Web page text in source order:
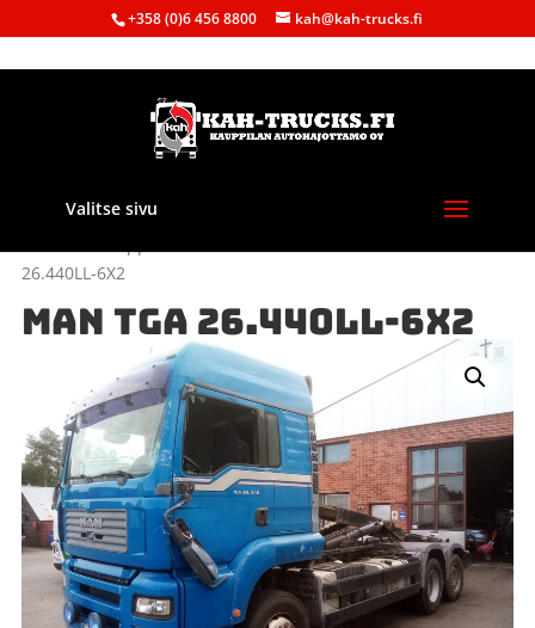
+358 (0)6 456 8800 kah@kah-trucks.fi
Valitse sivu
26.440LL-6X2
MAN TGA 26.440LL-6X2